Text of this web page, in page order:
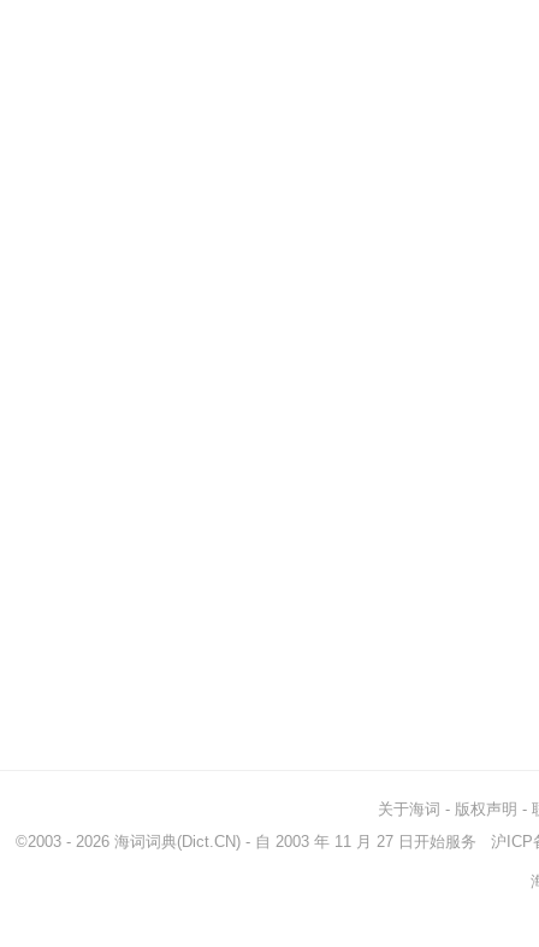
关于海词 - 版权声明 -
©2003 - 2026 海词词典(Dict.CN) - 自 2003 年 11 月 27 日开始服务 沪ICP